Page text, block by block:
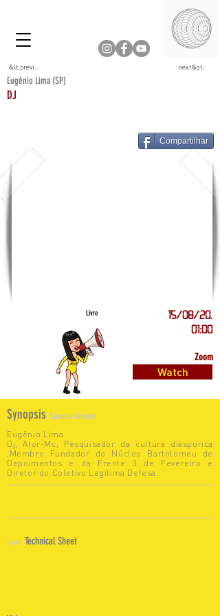
&lt;previous next&gt;
Eugênio Lima (SP)
DJ
Compartilhar
Livre
15/08/20,
01:00
Zoom
Watch
Credits Technical Sheet
Synopsis Synopsis sinopsis
Eugênio Lima
Dj, Ator-Mc, Pesquisador da cultura diásporica
,Membro Fundador do Núcleo Bartolomeu de
Depoimentos e da Frente 3 de Fevereiro e
Diretor do Coletivo Legítima Defesa.